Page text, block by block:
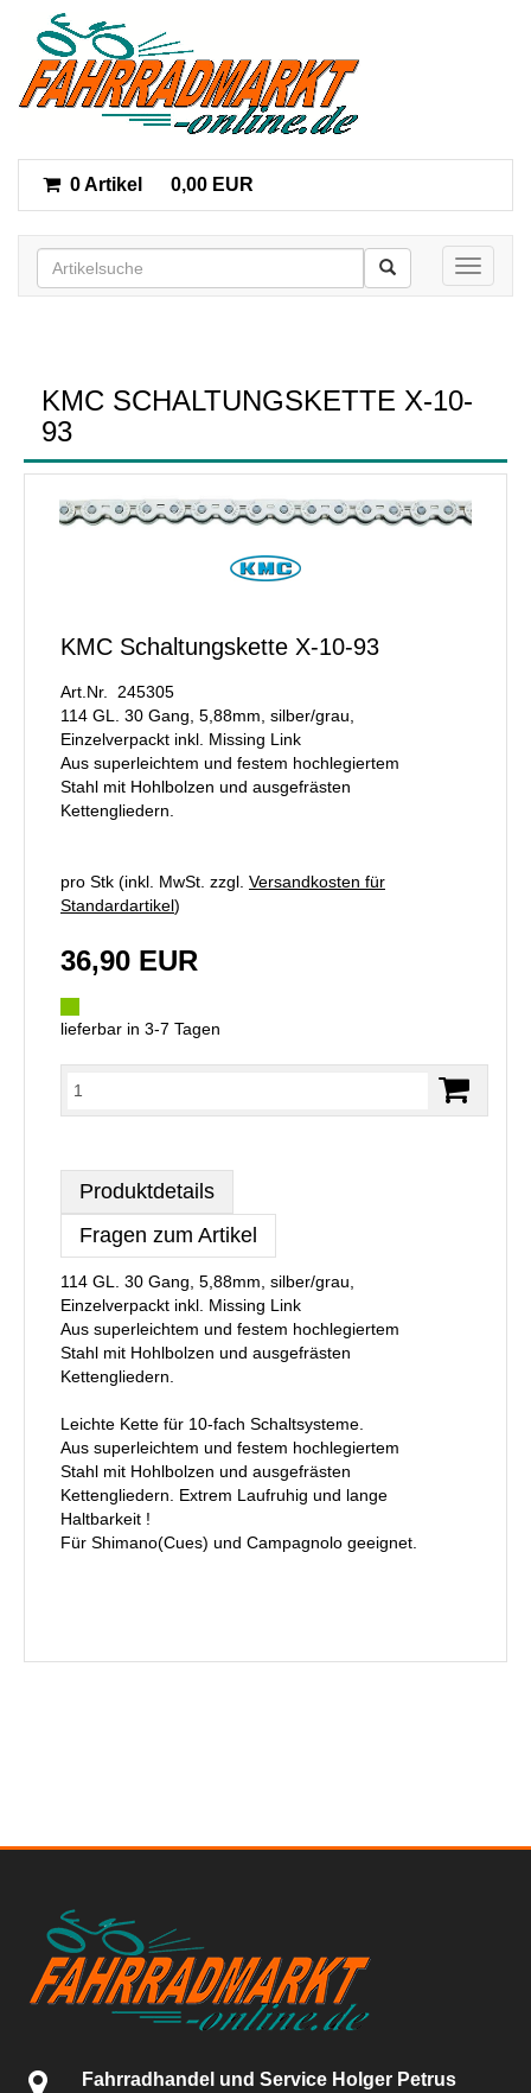
0 Artikel 0,00 EUR
Toggle
KMC SCHALTUNGSKETTE X-10-
93
KMC Schaltungskette X-10-93
Art.Nr. 245305
114 GL. 30 Gang, 5,88mm, silber/grau,
Einzelverpackt inkl. Missing Link
Aus superleichtem und festem hochlegiertem
Stahl mit Hohlbolzen und ausgefrästen
Kettengliedern.
pro Stk (inkl. MwSt. zzgl. Versandkosten für
Standardartikel)
36,90 EUR
lieferbar in 3-7 Tagen
Produktdetails
Fragen zum Artikel
114 GL. 30 Gang, 5,88mm, silber/grau,
Einzelverpackt inkl. Missing Link
Aus superleichtem und festem hochlegiertem
Stahl mit Hohlbolzen und ausgefrästen
Kettengliedern.
Leichte Kette für 10-fach Schaltsysteme.
Aus superleichtem und festem hochlegiertem
Stahl mit Hohlbolzen und ausgefrästen
Kettengliedern. Extrem Laufruhig und lange
Haltbarkeit !
Für Shimano(Cues) und Campagnolo geeignet.
Fahrradhandel und Service Holger Petrus